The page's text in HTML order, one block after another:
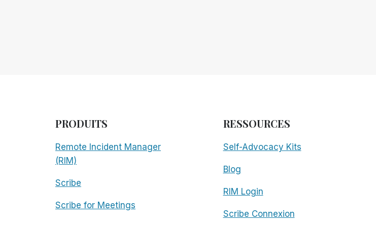
PRODUITS
Remote Incident Manager
(RIM)
Scribe
Scribe for Meetings
RESSOURCES
Self-Advocacy Kits
Blog
RIM Login
Scribe Connexion